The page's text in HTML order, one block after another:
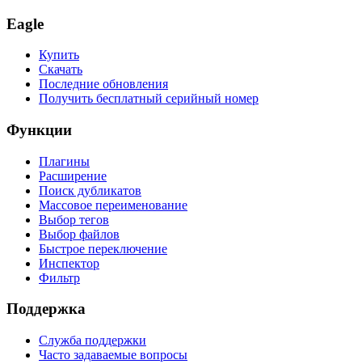
Eagle
Купить
Скачать
Последние обновления
Получить бесплатный серийный номер
Функции
Плагины
Расширение
Поиск дубликатов
Массовое переименование
Выбор тегов
Выбор файлов
Быстрое переключение
Инспектор
Фильтр
Поддержка
Служба поддержки
Часто задаваемые вопросы